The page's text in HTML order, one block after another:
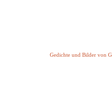
Gedichte und Bilder von